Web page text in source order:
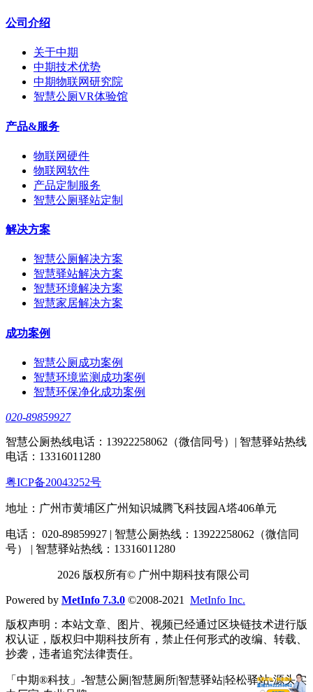
公司介绍
关于中期
中期技术优势
中期物联网研究院
智慧公厕VR体验馆
产品&服务
物联网硬件
物联网软件
产品定制服务
智慧公厕驿站定制
解决方案
智慧公厕解决方案
智慧驿站解决方案
智慧环境解决方案
智慧家居解决方案
成功案例
智慧公厕成功案例
智慧环境监测成功案例
智慧环保净化成功案例
020-89859927
智慧公厕热线电话：13922258062（微信同号）| 智慧驿站热线
电话：13316011280
粤ICP备20043252号
地址：广州市黄埔区广州知识城腾飞科技园A塔406单元
电话： 020-89859927 | 智慧公厕热线：13922258062（微信同
号） | 智慧驿站热线：13316011280
2026 版权所有© 广州中期科技有限公司
Powered by MetInfo 7.3.0 ©2008-2021 MetInfo Inc.
版权声明：本站文章、图片、视频已经通过区块链技术进行版
权认证，版权归中期科技所有，禁止任何形式的改编、转载、
抄袭，违者追究法律责任。
「中期®科技」-智慧公厕|智慧厕所|智慧驿站|轻松驿站-源头实